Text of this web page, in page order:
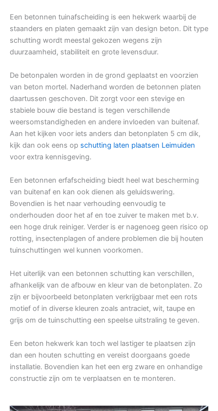
Een betonnen tuinafscheiding is een hekwerk waarbij de
staanders en platen gemaakt zijn van design beton. Dit type
schutting wordt meestal gekozen wegens zijn
duurzaamheid, stabiliteit en grote levensduur.
De betonpalen worden in de grond geplaatst en voorzien
van beton mortel. Naderhand worden de betonnen platen
daartussen geschoven. Dit zorgt voor een stevige en
stabiele bouw die bestand is tegen verschillende
weersomstandigheden en andere invloeden van buitenaf.
Aan het kijken voor iets anders dan betonplaten 5 cm dik,
kijk dan ook eens op schutting laten plaatsen Leimuiden
voor extra kennisgeving.
Een betonnen erfafscheiding biedt heel wat bescherming
van buitenaf en kan ook dienen als geluidswering.
Bovendien is het naar verhouding eenvoudig te
onderhouden door het af en toe zuiver te maken met b.v.
een hoge druk reiniger. Verder is er nagenoeg geen risico op
rotting, insectenplagen of andere problemen die bij houten
tuinschuttingen wel kunnen voorkomen.
Het uiterlijk van een betonnen schutting kan verschillen,
afhankelijk van de afbouw en kleur van de betonplaten. Zo
zijn er bijvoorbeeld betonplaten verkrijgbaar met een rots
motief of in diverse kleuren zoals antraciet, wit, taupe en
grijs om de tuinschutting een speelse uitstraling te geven.
Een beton hekwerk kan toch wel lastiger te plaatsen zijn
dan een houten schutting en vereist doorgaans goede
installatie. Bovendien kan het een erg zware en onhandige
constructie zijn om te verplaatsen en te monteren.